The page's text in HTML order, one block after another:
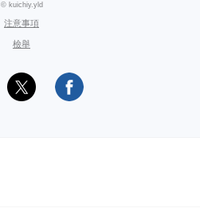
© kuichiy.yld
注意事項
檢舉